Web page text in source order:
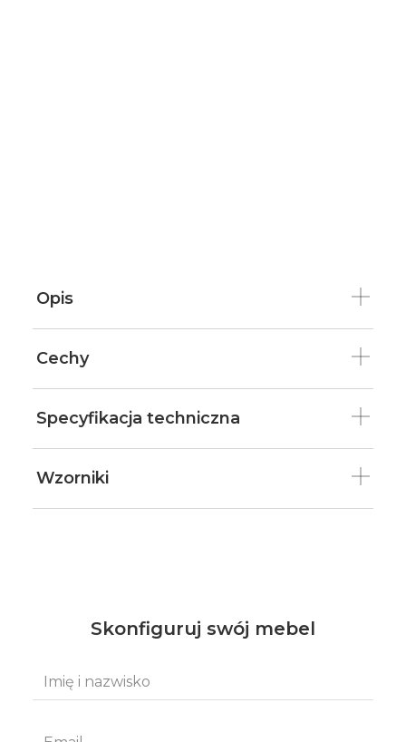
Opis
Cechy
Specyfikacja techniczna
Wzorniki
Skonfiguruj swój mebel